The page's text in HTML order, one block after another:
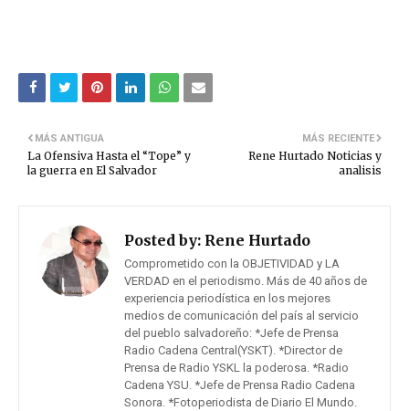
MÁS RECIENTE
Rene Hurtado Noticias y
analisis
MÁS ANTIGUA
La Ofensiva Hasta el “Tope” y
la guerra en El Salvador
Posted by: Rene Hurtado
Comprometido con la OBJETIVIDAD y LA
VERDAD en el periodismo. Más de 40 años de
experiencia periodística en los mejores
medios de comunicación del país al servicio
del pueblo salvadoreño: *Jefe de Prensa
Radio Cadena Central(YSKT). *Director de
Prensa de Radio YSKL la poderosa. *Radio
Cadena YSU. *Jefe de Prensa Radio Cadena
Sonora. *Fotoperiodista de Diario El Mundo.